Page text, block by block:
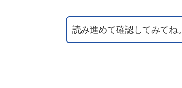
読み進めて確認してみてね。